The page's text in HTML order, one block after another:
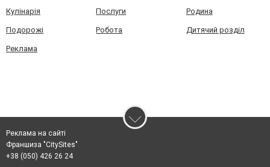
Кулінарія Послуги Родина
Подорожі Робота Дитячий розділ
Реклама
Реклама на сайті
Франшиза "CitySites"
+38 (050) 426 26 24